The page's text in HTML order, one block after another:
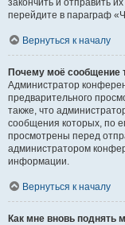
закончить и отправить
перейдите в параграф
Вернуться к началу
Почему моё сообщение
Администратор
предварительного
также, что
сообщения которых, по
просмотрены перед
администратором
информации.
Вернуться к началу
Как мне вновь поднять